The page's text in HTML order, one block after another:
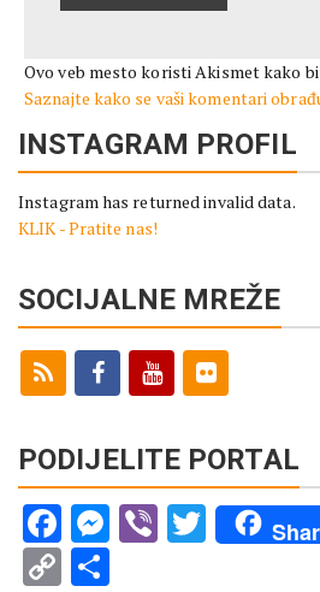
Ovo veb mesto koristi Akismet kako
Saznajte kako se vaši komentari
INSTAGRAM PROFIL
Instagram has returned invalid data.
KLIK - Pratite nas!
SOCIJALNE MREŽE
PODIJELITE PORTAL
Facebook
Messenger
Viber
Copy